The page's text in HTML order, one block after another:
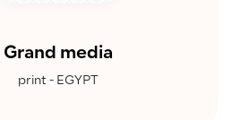
Grand media
print - EGYPT